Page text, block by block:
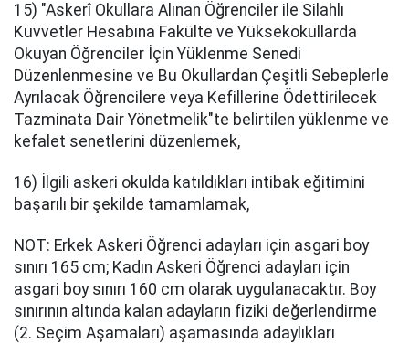
15) "Askerî Okullara Alınan Öğrenciler ile Silahlı
Kuvvetler Hesabına Fakülte ve Yüksekokullarda
Okuyan Öğrenciler İçin Yüklenme Senedi
Düzenlenmesine ve Bu Okullardan Çeşitli Sebeplerle
Ayrılacak Öğrencilere veya Kefillerine Ödettirilecek
Tazminata Dair Yönetmelik"te belirtilen yüklenme ve
kefalet senetlerini düzenlemek,
16) İlgili askeri okulda katıldıkları intibak eğitimini
başarılı bir şekilde tamamlamak,
NOT: Erkek Askeri Öğrenci adayları için asgari boy
sınırı 165 cm; Kadın Askeri Öğrenci adayları için
asgari boy sınırı 160 cm olarak uygulanacaktır. Boy
sınırının altında kalan adayların fiziki değerlendirme
(2. Seçim Aşamaları) aşamasında adaylıkları